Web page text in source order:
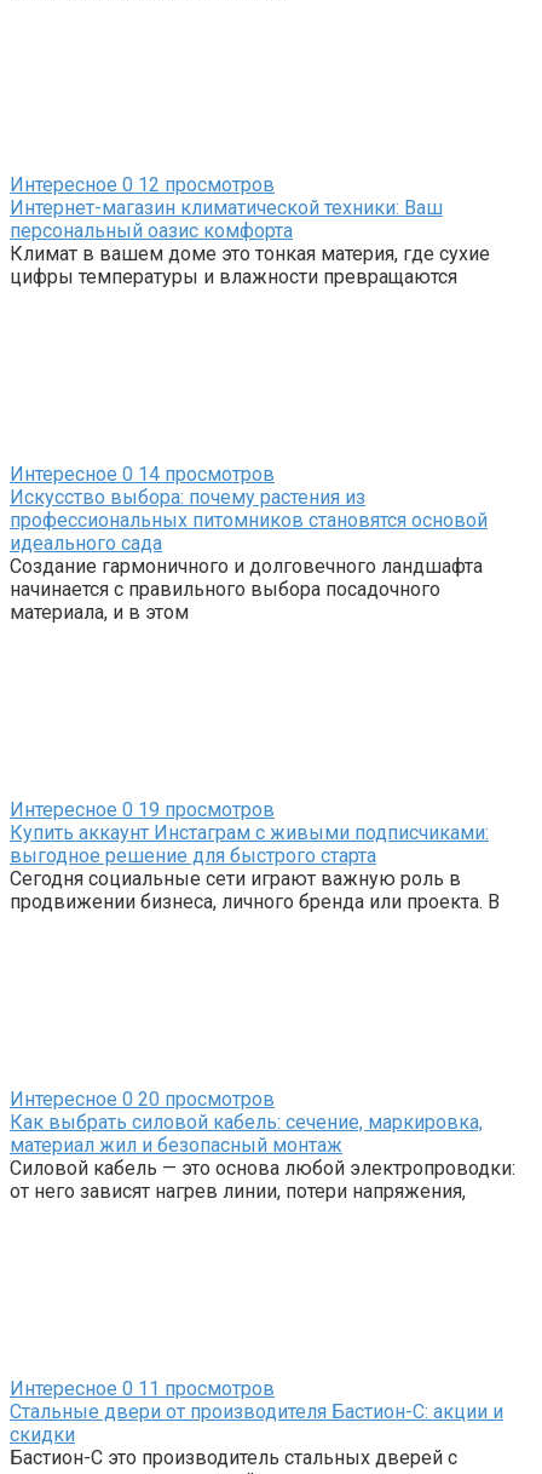
Интересное 0 12 просмотров
Интернет-магазин климатической техники: Ваш
персональный оазис комфорта
Климат в вашем доме это тонкая материя, где сухие
цифры температуры и влажности превращаются
Интересное 0 14 просмотров
Искусство выбора: почему растения из
профессиональных питомников становятся основой
идеального сада
Создание гармоничного и долговечного ландшафта
начинается с правильного выбора посадочного
материала, и в этом
Интересное 0 19 просмотров
Купить аккаунт Инстаграм с живыми подписчиками:
выгодное решение для быстрого старта
Сегодня социальные сети играют важную роль в
продвижении бизнеса, личного бренда или проекта. В
Интересное 0 20 просмотров
Как выбрать силовой кабель: сечение, маркировка,
материал жил и безопасный монтаж
Силовой кабель — это основа любой электропроводки:
от него зависят нагрев линии, потери напряжения,
Интересное 0 11 просмотров
Стальные двери от производителя Бастион-С: акции и
скидки
Бастион-С это производитель стальных дверей с